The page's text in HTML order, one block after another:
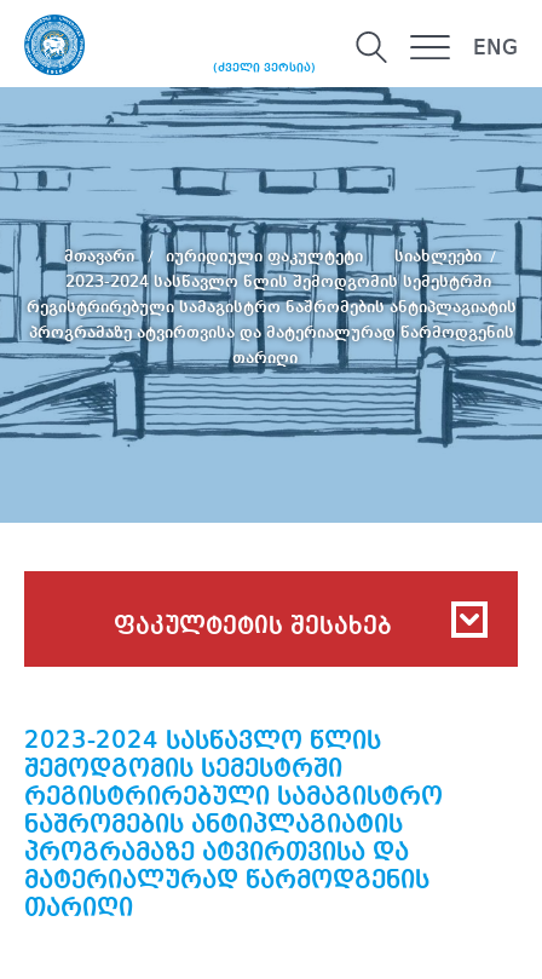
(ძველი ვერსია)
ENG
მთავარი იურიდიული ფაკულტეტი
სიახლეები
2023-2024 სასწავლო წლის შემოდგომის სემესტრში
რეგისტრირებული სამაგისტრო ნაშრომების ანტიპლაგიატის
პროგრამაზე ატვირთვისა და მატერიალურად წარმოდგენის
თარიღი
ფაკულტეტის შესახებ
2023-2024 სასწავლო წლის
შემოდგომის სემესტრში
რეგისტრირებული სამაგისტრო
ნაშრომების ანტიპლაგიატის
პროგრამაზე ატვირთვისა და
მატერიალურად წარმოდგენის
თარიღი